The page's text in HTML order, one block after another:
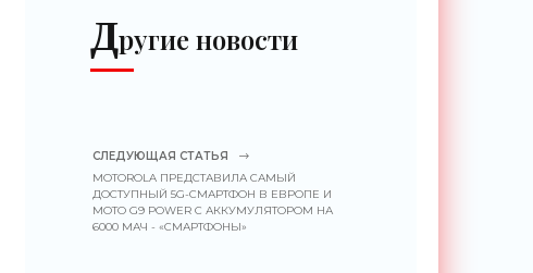
Другие новости
СЛЕДУЮЩАЯ СТАТЬЯ
MOTOROLA ПРЕДСТАВИЛА САМЫЙ
ДОСТУПНЫЙ 5G-СМАРТФОН В ЕВРОПЕ И
MOTO G9 POWER С АККУМУЛЯТОРОМ НА
6000 МАЧ - «СМАРТФОНЫ»